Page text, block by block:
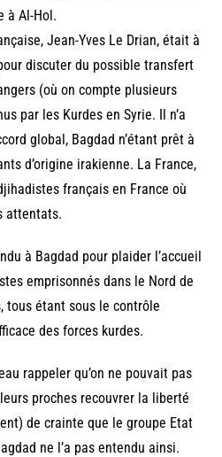
à Al-Hol.
Jean-Yves Le Drian, était à
discuter du possible transfert
(où on compte plusieurs
par les Kurdes en Syrie. Il n’a
global, Bagdad n’étant prêt à
d’origine irakienne. La France,
français en France où
attentats.
à Bagdad pour plaider l’accueil
emprisonnés dans le Nord de
tous étant sous le contrôle
des forces kurdes.
rappeler qu’on ne pouvait pas
proches recouvrer la liberté
de crainte que le groupe Etat
ne l’a pas entendu ainsi.